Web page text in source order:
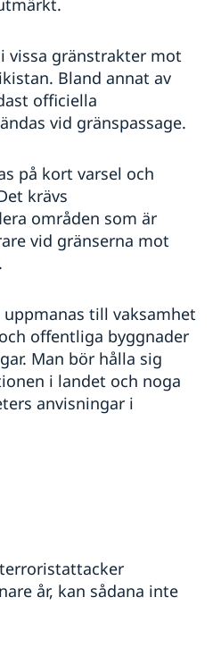
vissa gränstrakter mot
Bland annat av
officiella
vid gränspassage.
på kort varsel och
krävs
områden som är
vid gränserna mot
uppmanas till vaksamhet
offentliga byggnader
Man bör hålla sig
i landet och noga
anvisningar i
år, kan sådana inte